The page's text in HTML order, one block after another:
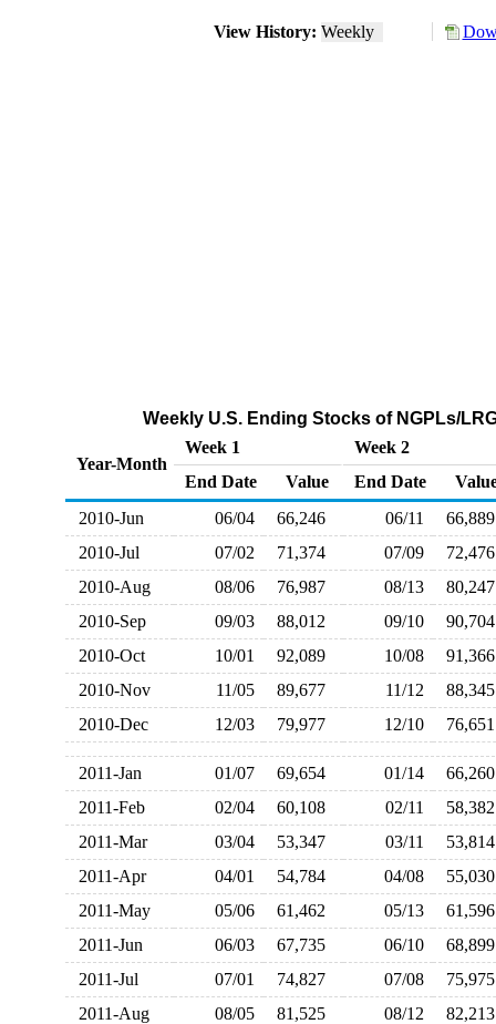
View History: Weekly
Weekly U.S. Ending Stocks of NGPLs/
Year-Month
Week 1
Week 2
End Date
Value End Date
2010-Jun
06/04 66,246 06/11
2010-Jul
07/02 71,374 07/09
2010-Aug
08/06 76,987 08/13
2010-Sep
09/03 88,012 09/10
2010-Oct
10/01 92,089 10/08
2010-Nov
11/05 89,677 11/12
2010-Dec
12/03 79,977 12/10
2011-Jan 01/07 69,654 01/14
2011-Feb
02/04 60,108 02/11
2011-Mar
03/04 53,347 03/11
2011-Apr
04/01 54,784 04/08
2011-May
05/06 61,462 05/13
2011-Jun
06/03 67,735 06/10
2011-Jul
07/01 74,827 07/08
2011-Aug
08/05 81,525 08/12